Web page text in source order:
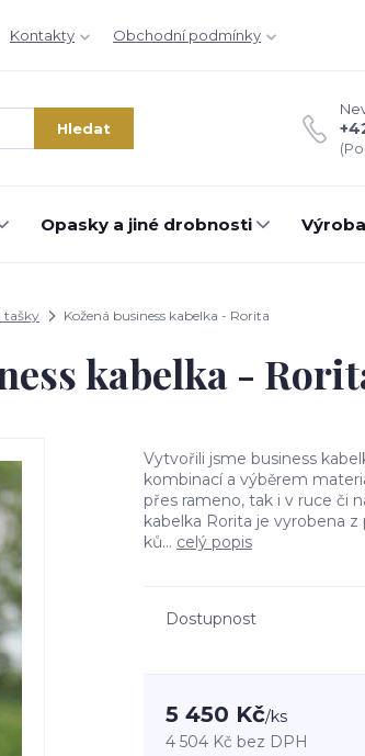
Kontakty Obchodní podmínky
Hledat
Opasky a jiné drobnosti
tašky Kožená business kabelka - Rorita
kabelka -
Vytvořili jsme business
kombinací a výběrem
přes rameno, tak i v ruce či
kabelka Rorita je vyrobena
ků... celý popis
Dostupnost
5 450 Kč/ks
4 504 Kč bez DPH